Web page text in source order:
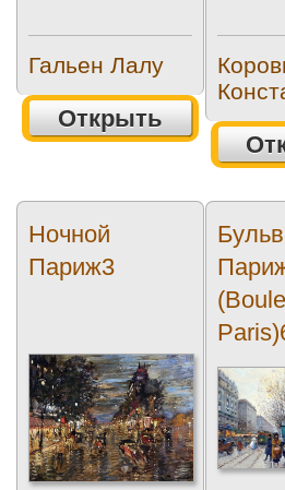
Гальен Лалу
Открыть
Ночной
Париж3